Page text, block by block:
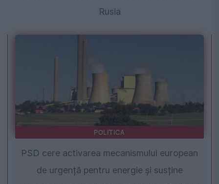
Rusia
POLITICA
PSD cere activarea mecanismului european
de urgență pentru energie și susține